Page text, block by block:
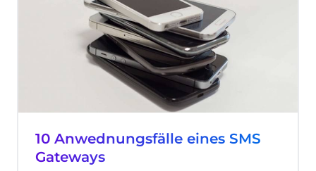
10 Anwednungsfälle eines SMS
Gateways